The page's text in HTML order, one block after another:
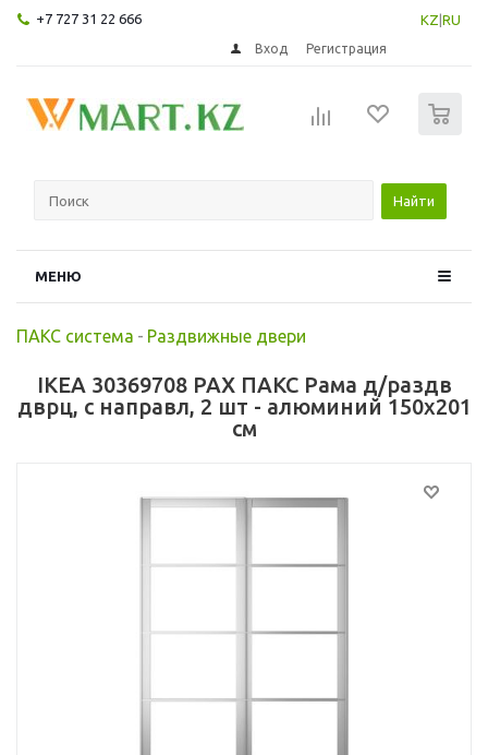
+7 727 31 22 666 KZ RU
Вход Регистрация
Найти
МЕНЮ
ПАКС система - Раздвижные двери
IKEA 30369708 PAX ПАКС Рама д/раздв
дврц, с направл, 2 шт - алюминий 150x201
см